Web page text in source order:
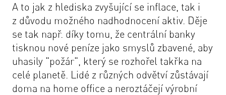
A to jak z hlediska zvyšující se inflace, tak i
z důvodu možného nadhodnocení aktiv. Děje
se tak např. díky tomu, že centrální banky
tisknou nové peníze jako smyslů zbavené, aby
uhasily "požár", který se rozhořel takřka na
celé planetě. Lidé z různých odvětví zůstávají
doma na home office a neroztáčejí výrobní